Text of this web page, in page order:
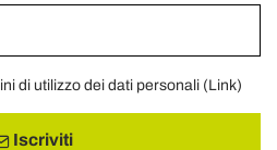
di utilizzo dei dati personali (Link)
Iscriviti